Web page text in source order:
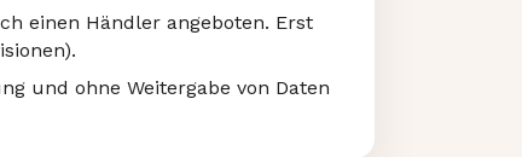
einen Händler angeboten. Erst
und ohne Weitergabe von Daten